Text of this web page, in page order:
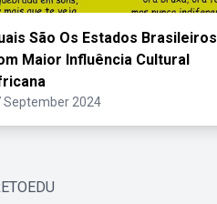
São Os Estados Brasileiros
Maior Influência Cultural
September 2024